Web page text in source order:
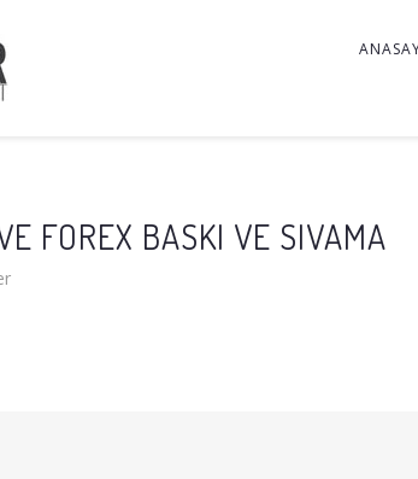
FOREX BASKI VE SIVAMA